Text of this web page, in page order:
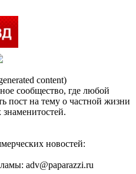
content)
сообщество, где любой
пост на тему о частной жизни
новостей:
adv@paparazzi.ru